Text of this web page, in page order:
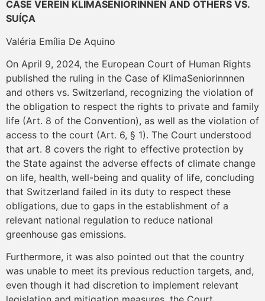
CASE VEREIN KLIMASENIORINNEN AND OTHERS VS.
SUÍÇA
Valéria Emília De Aquino
On April 9, 2024, the European Court of Human Rights
published the ruling in the Case of KlimaSeniorinnnen
and others vs. Switzerland, recognizing the violation of
the obligation to respect the rights to private and family
life (Art. 8 of the Convention), as well as the violation of
access to the court (Art. 6, § 1). The Court understood
that art. 8 covers the right to effective protection by
the State against the adverse effects of climate change
on life, health, well-being and quality of life, concluding
that Switzerland failed in its duty to respect these
obligations, due to gaps in the establishment of a
relevant national regulation to reduce national
greenhouse gas emissions.
Furthermore, it was also pointed out that the country
was unable to meet its previous reduction targets, and,
even though it had discretion to implement relevant